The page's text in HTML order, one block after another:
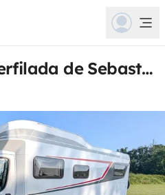
Autocaravana perfilada de Sebastian